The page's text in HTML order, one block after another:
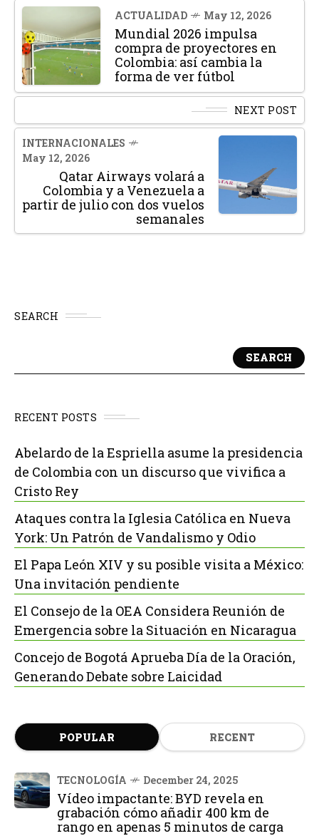
ACTUALIDAD May 12, 2026
Mundial 2026 impulsa
compra de proyectores en
Colombia: así cambia la
forma de ver fútbol
NEXT POST
INTERNACIONALES
May 12, 2026
Qatar Airways volará a
Colombia y a Venezuela a
partir de julio con dos vuelos
semanales
SEARCH
SEARCH
RECENT POSTS
Abelardo de la Espriella asume la presidencia
de Colombia con un discurso que vivifica a
Cristo Rey
Ataques contra la Iglesia Católica en Nueva
York: Un Patrón de Vandalismo y Odio
El Papa León XIV y su posible visita a México:
Una invitación pendiente
El Consejo de la OEA Considera Reunión de
Emergencia sobre la Situación en Nicaragua
Concejo de Bogotá Aprueba Día de la Oración,
Generando Debate sobre Laicidad
POPULAR RECENT
TECNOLOGÍA December 24, 2025
Vídeo impactante: BYD revela en
grabación cómo añadir 400 km de
rango en apenas 5 minutos de carga